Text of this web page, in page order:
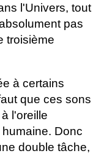
l'Univers, tout
pas
troisième
à certains
que ces sons
l'oreille
Donc
double tâche,